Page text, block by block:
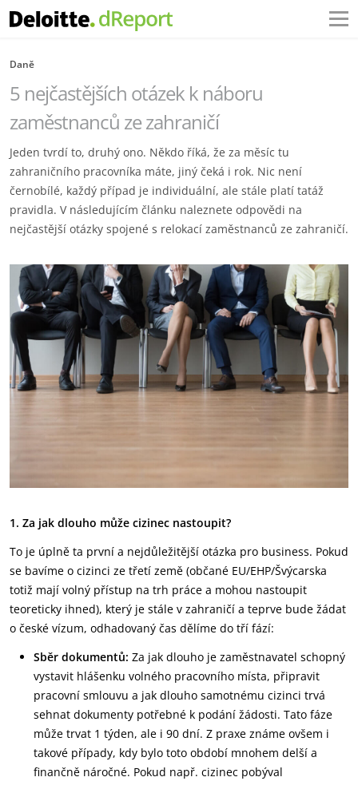
Daně
5 nejčastějších otázek k náboru
zaměstnanců ze zahraničí
Jeden tvrdí to, druhý ono. Někdo říká, že za měsíc tu
zahraničního pracovníka máte, jiný čeká i rok. Nic není
černobílé, každý případ je individuální, ale stále platí tatáž
pravidla. V následujícím článku naleznete odpovědi na
nejčastější otázky spojené s relokací zaměstnanců ze zahraničí.
1. Za jak dlouho může cizinec nastoupit?
To je úplně ta první a nejdůležitější otázka pro business. Pokud
se bavíme o cizinci ze třetí země (občané EU/EHP/Švýcarska
totiž mají volný přístup na trh práce a mohou nastoupit
teoreticky ihned), který je stále v zahraničí a teprve bude žádat
o české vízum, odhadovaný čas dělíme do tří fází:
Sběr dokumentů: Za jak dlouho je zaměstnavatel schopný
vystavit hlášenku volného pracovního místa, připravit
pracovní smlouvu a jak dlouho samotnému cizinci trvá
sehnat dokumenty potřebné k podání žádosti. Tato fáze
může trvat 1 týden, ale i 90 dní. Z praxe známe ovšem i
takové případy, kdy bylo toto období mnohem delší a
finančně náročné. Pokud např. cizinec pobýval